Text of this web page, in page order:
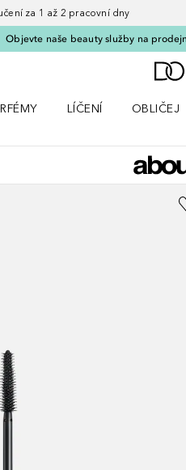
za 1 až 2 pracovní dny
Objevte naše beauty služby na
LÍČENÍ
OBLIČEJ